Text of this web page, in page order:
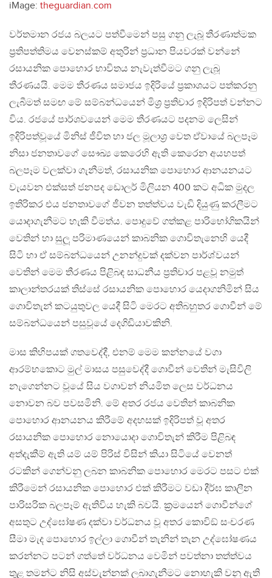
iMage: theguardian.com
වර්තමාන රජය බලයට පත්වීමෙන් පසු ගනු ලැබූ තීරණාත්මක
ප්‍රතිපත්තිමය වෙනස්කම් අතුරින් ප්‍රධාන පියවරක් වන්නේ
රසායනික පොහොර භාවිතය නැවැත්වීමට ගනු ලැබූ
තීරණයයි. මෙම තීරණය සමාජය ඉදිරියේ ප්‍රකාශයට පත්කරනු
ලැබීමත් සමඟ මේ සම්බන්ධයෙන් මිශ්‍ර ප්‍රතිචාර ඉදිරිපත් වන්නට
විය. රජයේ පාර්ශවයෙන් මෙම තීරණයට පදනම ලෙසින්
ඉදිරිපත්වූයේ මිනිස් ජීවිත හා ජල මූලාශ්‍ර වෙත ඒවායේ බලපෑම
නිසා ජනතාවගේ සෞඛ්‍ය කෙරෙහි ඇති කෙරෙන අයහපත්
බලපෑම වලක්වා ගැනීමත්, රසායනික පොහොර ආනයනයට
වැයවන එක්සත් ජනපද ඩොලර් මිලියන 400 කට අධික මුදල
ඉතිරිකර එය ජනතාවගේ ජීවන තත්ත්වය වැඩි දියුණු කරලීමට
යොදාගැනීමට හැකි වීමත්ය. පොදුවේ ගත්කළ පාරිභෝගිකයින්
වෙතින් හා සුලූ‍ පරිමාණයෙන් කාබනික ගොවිතැනෙහි යෙදී
සිටි හා ඒ සම්බන්ධයෙන් උනන්දුවක් දක්වන පාර්ශ්වයන්
වෙතින් මෙම තීරණය පිළිබඳ සාධනීය ප්‍රතිචාර පළවූ නමුත්
කාලාන්තරයක් තිස්සේ රසායනික පොහොර යෙදාගනිමින් සිය
ගොවිතැන් කටයුතුවල යෙදී සිටි මෙරට අතිබහුතර ගොවීන් මේ
සම්බන්ධයෙන් පසුවූයේ දෙගිඩියාවකිනි.
මාස කිහිපයක් ගතවෙද්දී, එනම් මෙම කන්නයේ වගා
ආරම්භකොට මුල් මාසය පසුවෙද්දී ගොවීන් වෙතින් මැසිවිලි
නැගෙන්නට වූයේ සිය වගාවන් නියමිත ලෙස වර්ධනය
නොවන බව පවසමිනි. මේ අතර රජය වෙතින් කාබනික
පොහොර ආනයනය කිරීමේ අදහසක් ඉදිරිපත් වූ අතර
රසායනික පොහොර නොයොදා ගොවිතැන් කිරීම පිළිබඳ
අත්දැකීම් ඇති යම් යම් පිරිස් විසින් කියා සිටියේ වෙනත්
රටකින් ගෙන්වනු ලබන කාබනික පොහොර මෙරට පසට එක්
කිරීමෙන් රසායනික පොහොර එක් කිරීමට වඩා දීර්ඝ කාලීන
පාරිසරික බලපෑම් ඇතිවිය හැකි බවයි. ක්‍රමයෙන් ගොවීන්ගේ
අසතුට උද්ඝෝෂණ දක්වා වර්ධනය වූ අතර කොවිඞ් සංචරණ
සීමා මැද පොහොර ඉල්ලා ගොවීන් තැනින් තැන උද්ඝෝෂණය
කරන්නට පටන් ගත්තේ වර්ධනය වෙමින් පවත්නා තත්ත්වය
තුළ තමන්ට නිසි අස්වැන්නක් ලබාගැනීමට නොහැකි වනු ඇති